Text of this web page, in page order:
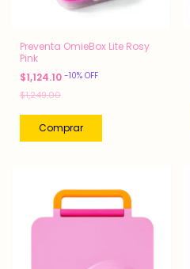
Preventa OmieBox Lite Rosy
Pink
$1,124.10 -10% OFF
$1,249.00